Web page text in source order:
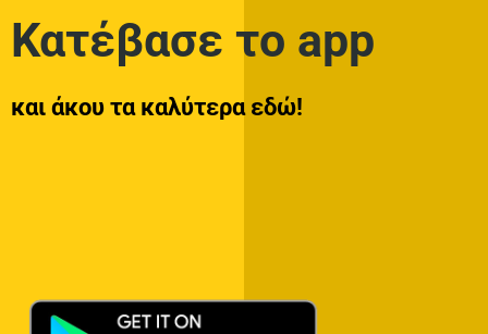
Κατέβασε το app
και άκου τα καλύτερα εδώ!